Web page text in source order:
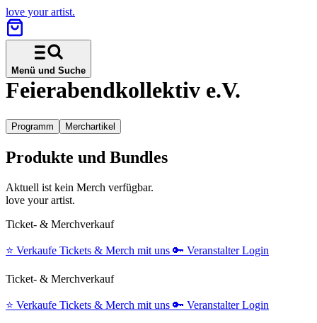
love your artist.
Menü und Suche
Feierabendkollektiv e.V.
Programm Merchartikel
Produkte und Bundles
Aktuell ist kein Merch verfügbar.
love your artist.
Ticket- & Merchverkauf
⭐️ Verkaufe Tickets & Merch mit uns 🔑 Veranstalter Login
Ticket- & Merchverkauf
⭐️ Verkaufe Tickets & Merch mit uns 🔑 Veranstalter Login